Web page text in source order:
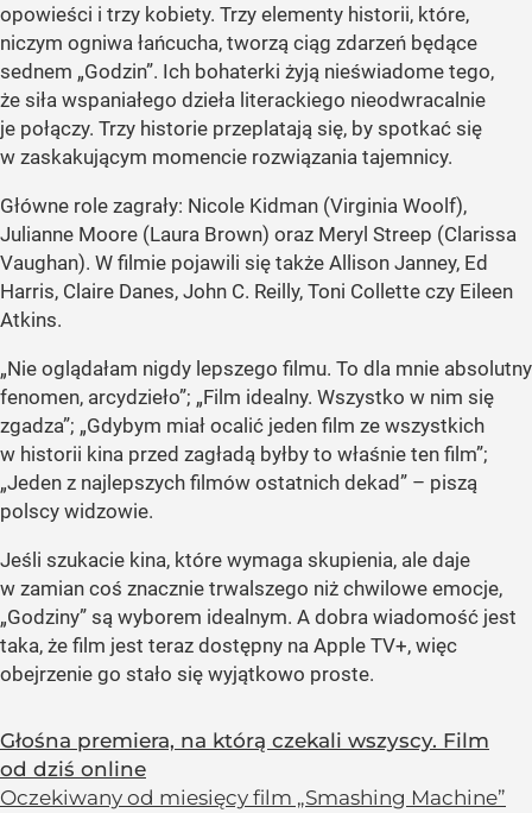
opowieści i trzy kobiety. Trzy elementy historii, które,
niczym ogniwa łańcucha, tworzą ciąg zdarzeń będące
sednem „Godzin”. Ich bohaterki żyją nieświadome tego,
że siła wspaniałego dzieła literackiego nieodwracalnie
je połączy. Trzy historie przeplatają się, by spotkać się
w zaskakującym momencie rozwiązania tajemnicy.
Główne role zagrały: Nicole Kidman (Virginia Woolf),
Julianne Moore (Laura Brown) oraz Meryl Streep (Clarissa
Vaughan). W filmie pojawili się także Allison Janney, Ed
Harris, Claire Danes, John C. Reilly, Toni Collette czy Eileen
Atkins.
„Nie oglądałam nigdy lepszego filmu. To dla mnie absolutny
fenomen, arcydzieło”; „Film idealny. Wszystko w nim się
zgadza”; „Gdybym miał ocalić jeden film ze wszystkich
w historii kina przed zagładą byłby to właśnie ten film”;
„Jeden z najlepszych filmów ostatnich dekad” – piszą
polscy widzowie.
Jeśli szukacie kina, które wymaga skupienia, ale daje
w zamian coś znacznie trwalszego niż chwilowe emocje,
„Godziny” są wyborem idealnym. A dobra wiadomość jest
taka, że film jest teraz dostępny na Apple TV+, więc
obejrzenie go stało się wyjątkowo proste.
Głośna premiera, na którą czekali wszyscy. Film
od dziś online
Oczekiwany od miesięcy film „Smashing Machine”